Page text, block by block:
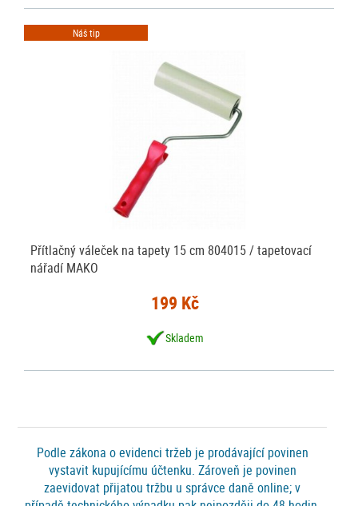
Náš tip
Přítlačný váleček na tapety 15 cm 804015 / tapetovací
nářadí MAKO
199 Kč
Skladem
Podle zákona o evidenci tržeb je prodávající povinen
vystavit kupujícímu účtenku. Zároveň je povinen
zaevidovat přijatou tržbu u správce daně online; v